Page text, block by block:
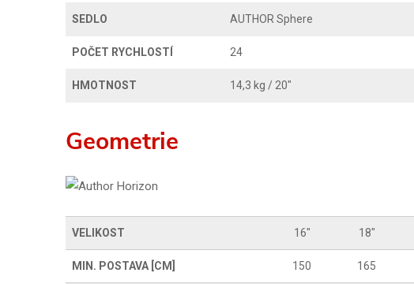
SEDLO AUTHOR Sphere
POČET RYCHLOSTÍ 24
HMOTNOST 14,3 kg / 20"
Geometrie
VELIKOST 16" 18"
MIN. POSTAVA [CM] 150 165